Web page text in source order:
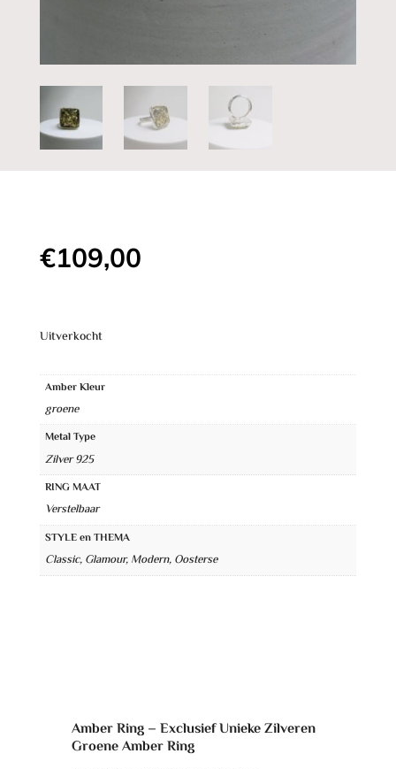
€109,00
Uitverkocht
Amber Kleur
groene
Metal Type
Zilver 925
RING MAAT
Verstelbaar
STYLE en THEMA
Classic, Glamour, Modern, Oosterse
Amber Ring – Exclusief Unieke Zilveren
Groene Amber Ring